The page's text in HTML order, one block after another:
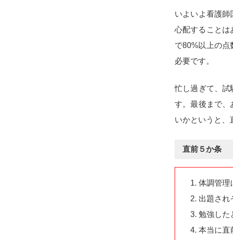
いよいよ看護
心配することは
で80%以上の
必要です。
忙し過ぎて、試
す。最後まで、
いかというと、
直前５か条
体調管理
出題され
勉強した
本当に直